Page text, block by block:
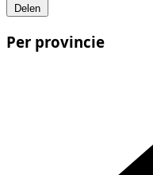
Delen
Per provincie